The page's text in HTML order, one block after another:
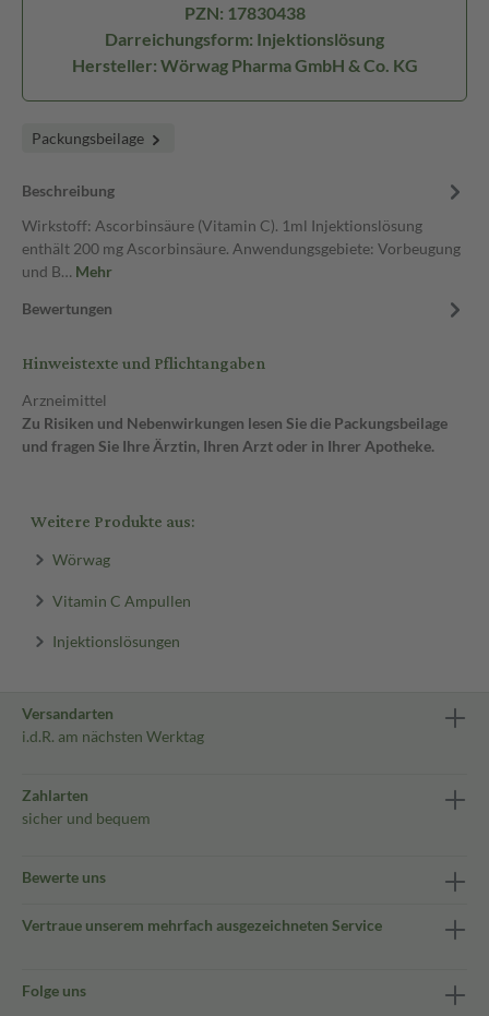
PZN: 17830438
Darreichungsform: Injektionslösung
Hersteller: Wörwag Pharma GmbH & Co. KG
Packungsbeilage
Beschreibung
Wirkstoff: Ascorbinsäure (Vitamin C). 1ml Injektionslösung
enthält 200 mg Ascorbinsäure. Anwendungsgebiete: Vorbeugung
und B… Mehr
Bewertungen
Hinweistexte und Pflichtangaben
Arzneimittel
Zu Risiken und Nebenwirkungen lesen Sie die Packungsbeilage
und fragen Sie Ihre Ärztin, Ihren Arzt oder in Ihrer Apotheke.
Weitere Produkte aus:
Wörwag
Vitamin C Ampullen
Injektionslösungen
Versandarten
i.d.R. am nächsten Werktag
Zahlarten
sicher und bequem
Bewerte uns
Vertraue unserem mehrfach ausgezeichneten Service
Folge uns